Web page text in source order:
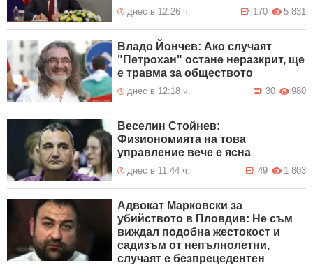
днес в 12:26 ч. 5 831
170
Владо Йончев: Ако случаят
"Петрохан" остане неразкрит, ще
е травма за обществото
днес в 12:18 ч. 980
30
Веселин Стойнев:
Физиономията на това
управление вече е ясна
днес в 11:44 ч. 1 803
49
Адвокат Марковски за
убийството в Пловдив: Не съм
виждал подобна жестокост и
садизъм от непълнолетни,
случаят е безпрецедентен